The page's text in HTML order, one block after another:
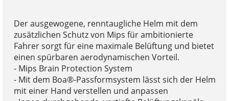
Der ausgewogene, renntaugliche Helm mit dem
zusätzlichen Schutz von Mips für ambitionierte
Fahrer sorgt für eine maximale Belüftung und bietet
einen spürbaren aerodynamischen Vorteil.
- Mips Brain Protection System
- Mit dem Boa®-Passformsystem lässt sich der Helm
mit einer Hand verstellen und anpassen